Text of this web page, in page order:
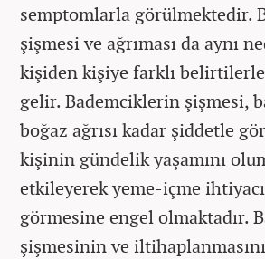
semptomlarla görülmektedir.
şişmesi ve ağrıması da aynı
kişiden kişiye farklı
gelir. Bademciklerin şişmesi,
boğaz ağrısı kadar şiddetle
kişinin gündelik yaşamını
etkileyerek yeme-içme
görmesine engel olmaktadır.
şişmesinin ve